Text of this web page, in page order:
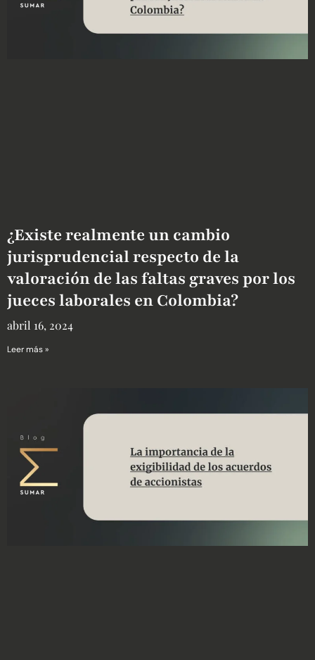
¿Existe realmente un cambio
jurisprudencial respecto de la
valoración de las faltas graves por los
jueces laborales en Colombia?
abril 16, 2024
Leer más »